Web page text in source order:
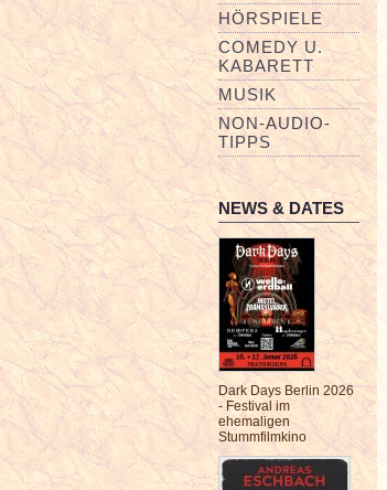
HÖRSPIELE
COMEDY U.
KABARETT
MUSIK
NON-AUDIO-
TIPPS
NEWS & DATES
Dark Days Berlin 2026
- Festival im
ehemaligen
Stummfilmkino